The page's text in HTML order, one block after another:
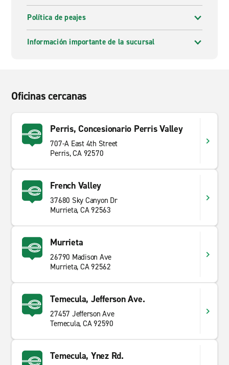
Política de peajes
Información importante de la sucursal
Oficinas cercanas
Perris, Concesionario Perris Valley
707-A East 4th Street
Perris, CA 92570
French Valley
37680 Sky Canyon Dr
Murrieta, CA 92563
Murrieta
26790 Madison Ave
Murrieta, CA 92562
Temecula, Jefferson Ave.
27457 Jefferson Ave
Temecula, CA 92590
Temecula, Ynez Rd.